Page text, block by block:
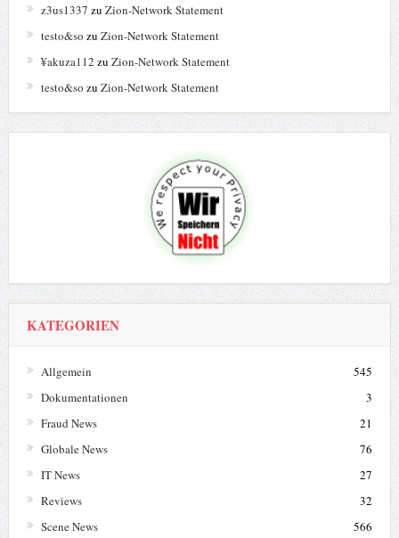
z3us1337 zu Zion-Network Statement
testo&so zu Zion-Network Statement
¥akuza112 zu Zion-Network Statement
testo&so zu Zion-Network Statement
KATEGORIEN
Allgemein
545
Dokumentationen
3
Fraud News
21
Globale News
76
IT News
27
Reviews
32
Scene News
566